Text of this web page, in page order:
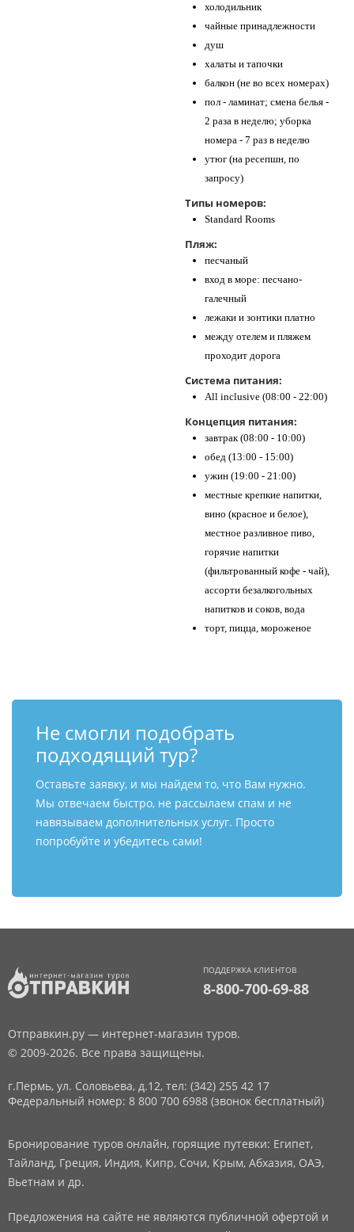
холодильник
чайные принадлежности
душ
халаты и тапочки
балкон (не во всех номерах)
пол - ламинат; смена белья -
2 раза в неделю; уборка
номера - 7 раз в неделю
утюг (на ресепшн, по
запросу)
Типы номеров:
Standard Rooms
Пляж:
песчаный
вход в море: песчано-
галечный
лежаки и зонтики платно
между отелем и пляжем
проходит дорога
Система питания:
All inclusive (08:00 - 22:00)
Концепция питания:
завтрак (08:00 - 10:00)
обед (13:00 - 15:00)
ужин (19:00 - 21:00)
местные крепкие напитки,
вино (красное и белое),
местное разливное пиво,
горячие напитки
(фильтрованный кофе - чай),
ассорти безалкогольных
напитков и соков, вода
торт, пицца, мороженое
Не смогли подобрать
подходящий тур?
Оставьте заявку, и мы найдем то, что Вам нужно.
Мы отвечаем быстро, не рассылаем спам и не
навязываем дополнительных услуг. Просто
попробуйте и убедитесь сами!
ПОДДЕРЖКА КЛИЕНТОВ
8-800-700-69-88
Отправкин.ру — интернет-магазин туров.
© 2009-2026. Все права защищены.
г.Пермь, ул. Соловьева, д.12, тел: (342) 255 42 17
Федеральный номер: 8 800 700 6988 (звонок бесплатный)
Бронирование туров онлайн, горящие путевки: Египет,
Тайланд, Греция, Индия, Кипр, Сочи, Крым, Абхазия, ОАЭ,
Вьетнам и др.
Предложения на сайте не являются публичной офертой и